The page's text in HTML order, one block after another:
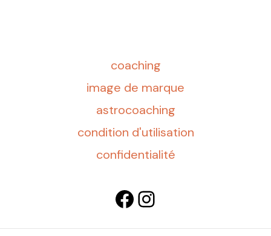
coaching
image de marque
astrocoaching
condition d'utilisation
confidentialité
Facebook
Instagram